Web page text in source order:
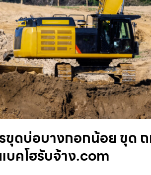
ขุดบ่อบางกอกน้อย ขุด ถ
คโฮรับจ้าง.com